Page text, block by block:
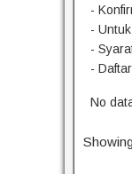
-
-
-
-
No